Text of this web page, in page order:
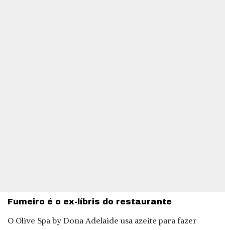
Fumeiro é o ex-líbris do restaurante
O Olive Spa by Dona Adelaide usa azeite para fazer